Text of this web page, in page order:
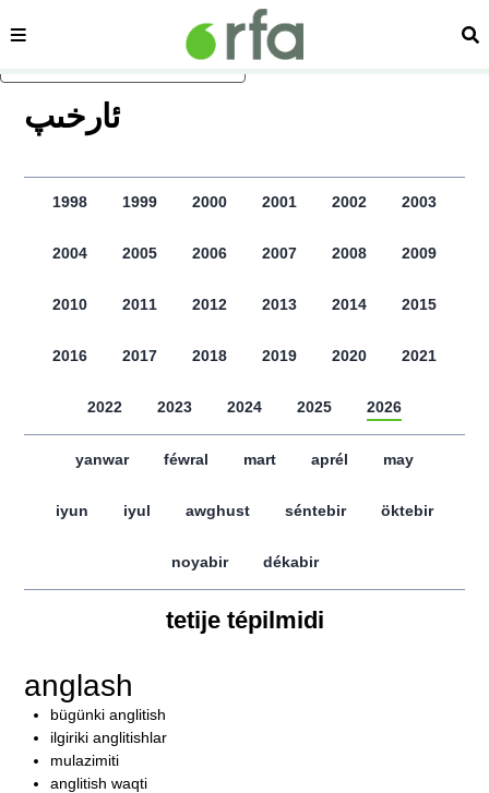
asasliq mezmungha atlang
sehipe
ﺋﺎﺭﺧﯩﭗ
1998 1999 2000 2001 2002 2003
2004 2005 2006 2007 2008 2009
2010 2011 2012 2013 2014 2015
2016 2017 2018 2019 2020 2021
2022 2023 2024 2025 2026
yanwar féwral mart aprél may
iyun iyul awghust séntebir öktebir
noyabir dékabir
tetije tépilmidi
anglash
bügünki anglitish
ilgiriki anglitishlar
mulazimiti
anglitish waqti